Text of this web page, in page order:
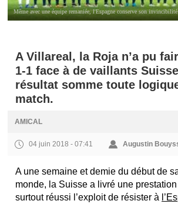
Même avec une équipe remaniée, l'Espagne conserve son
A Villareal, la Roja n’a pu
1-1 face à de vaillants
résultat somme toute
match.
AMICAL
04 juin 2018 - 07:41 Augustin
A une semaine et demie du début de
monde, la Suisse a livré une
surtout réussi l’exploit de résister à